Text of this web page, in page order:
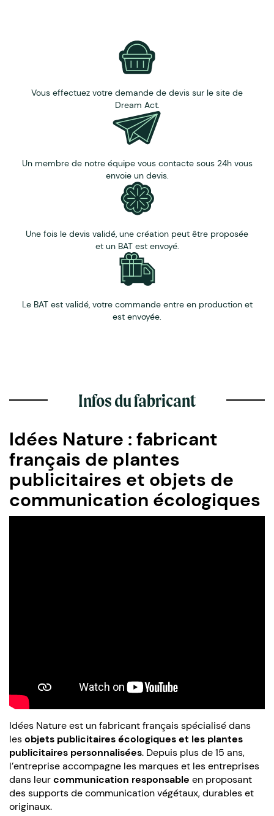
Personnalisation par impression quadri recto
Carré avec bords arrondis 83x83 mm
30% d'encrage maximum pour une bonne
germination des graines
Vous effectuez votre demande de devis sur le site de
Dream Act.
Un membre de notre équipe vous contacte sous 24h vous
envoie un devis.
Une fois le devis validé, une création peut être proposée
et un BAT est envoyé.
Le BAT est validé, votre commande entre en production et
est envoyée.
Infos du fabricant
Idées Nature : fabricant
français de plantes
publicitaires et objets de
communication écologiques
Idées Nature est un fabricant français spécialisé dans
lesobjets publicitaires écologiques et les plantes
publicitaires personnalisées. Depuis plus de 15 ans,
l’entreprise accompagne les marques et les entreprises
dans leurcommunication responsable en proposant
des supports de communication végétaux, durables et
originaux.